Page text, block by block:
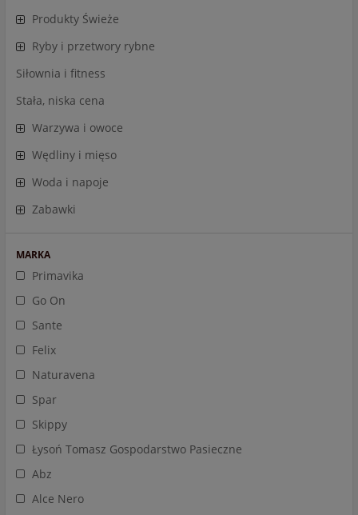
Produkty Świeże
Ryby i przetwory rybne
Siłownia i fitness
Stała, niska cena
Warzywa i owoce
Wędliny i mięso
Woda i napoje
Zabawki
MARKA
Primavika
Go On
Sante
Felix
Naturavena
Spar
Skippy
Łysoń Tomasz Gospodarstwo Pasieczne
Abz
Alce Nero